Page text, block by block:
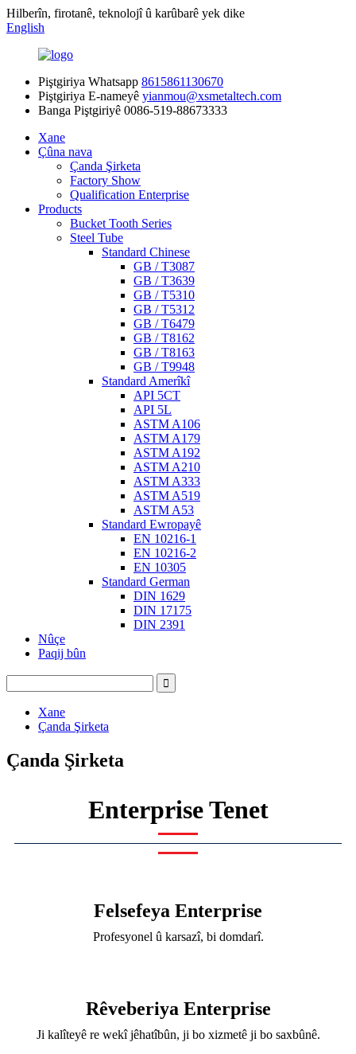
Hilberîn, firotanê, teknolojî û karûbarê yek dike
English
Piştgiriya Whatsapp 8615861130670
Piştgiriya E-nameyê yianmou@xsmetaltech.com
Banga Piştgiriyê 0086-519-88673333
Xane
Çûna nava
Çanda Şirketa
Factory Show
Qualification Enterprise
Products
Bucket Tooth Series
Steel Tube
Standard Chinese
GB / T3087
GB / T3639
GB / T5310
GB / T5312
GB / T6479
GB / T8162
GB / T8163
GB / T9948
Standard Amerîkî
API 5CT
API 5L
ASTM A106
ASTM A179
ASTM A192
ASTM A210
ASTM A333
ASTM A519
ASTM A53
Standard Ewropayê
EN 10216-1
EN 10216-2
EN 10305
Standard German
DIN 1629
DIN 17175
DIN 2391
Nûçe
Paqij bûn
Xane
Çanda Şirketa
Çanda Şirketa
Enterprise Tenet
Felsefeya Enterprise
Profesyonel û karsazî, bi domdarî.
Rêveberiya Enterprise
Ji kalîteyê re wekî jêhatîbûn, ji bo xizmetê ji bo saxbûnê.